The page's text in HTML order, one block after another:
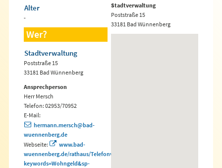
Alter
-
Wer?
Stadtverwaltung
Poststraße 15
33181 Bad Wünnenberg
Ansprechperson
Herr Mersch
Telefon: 02953/70952
E-Mail:
hermann.mersch@bad-
wuennenberg.de
Webseite:
www.bad-
wuennenberg.de/rathaus/Telefonverzeichnis.php?
keywords=Wohngeld&sp-
Stadtverwaltung
Poststraße 15
33181 Bad Wünnenberg